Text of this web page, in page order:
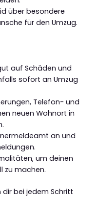
über besondere
für den Umzug.
auf Schäden und
sofort an Umzug
Telefon- und
neuen Wohnort in
an und
um deinen
zu machen.
dir bei jedem Schritt